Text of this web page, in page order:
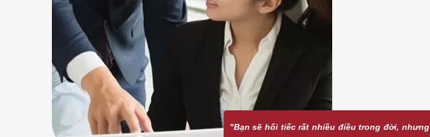
"Bạn sẽ hối tiếc rất nhiều điều trong đời, nhưng